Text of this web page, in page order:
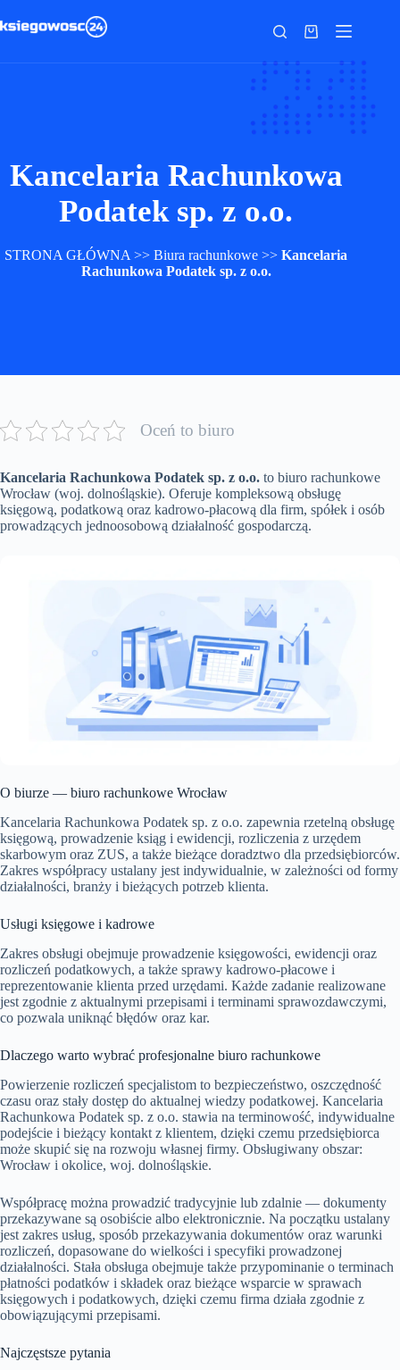
do
Koszyk
Kancelaria Rachunkowa
Podatek sp. z o.o.
STRONA GŁÓWNA >>Biura rachunkowe >>Kancelaria
Rachunkowa Podatek sp. z o.o.
Oceń to biuro
Kancelaria Rachunkowa Podatek sp. z o.o. to biuro rachunkowe
Wrocław (woj. dolnośląskie). Oferuje kompleksową obsługę
księgową, podatkową oraz kadrowo-płacową dla firm, spółek i osób
prowadzących jednoosobową działalność gospodarczą.
O biurze — biuro rachunkowe Wrocław
Kancelaria Rachunkowa Podatek sp. z o.o. zapewnia rzetelną obsługę
księgową, prowadzenie ksiąg i ewidencji, rozliczenia z urzędem
skarbowym oraz ZUS, a także bieżące doradztwo dla przedsiębiorców.
Zakres współpracy ustalany jest indywidualnie, w zależności od formy
działalności, branży i bieżących potrzeb klienta.
Usługi księgowe i kadrowe
Zakres obsługi obejmuje prowadzenie księgowości, ewidencji oraz
rozliczeń podatkowych, a także sprawy kadrowo-płacowe i
reprezentowanie klienta przed urzędami. Każde zadanie realizowane
jest zgodnie z aktualnymi przepisami i terminami sprawozdawczymi,
co pozwala uniknąć błędów oraz kar.
Dlaczego warto wybrać profesjonalne biuro rachunkowe
Powierzenie rozliczeń specjalistom to bezpieczeństwo, oszczędność
czasu oraz stały dostęp do aktualnej wiedzy podatkowej. Kancelaria
Rachunkowa Podatek sp. z o.o. stawia na terminowość, indywidualne
podejście i bieżący kontakt z klientem, dzięki czemu przedsiębiorca
może skupić się na rozwoju własnej firmy. Obsługiwany obszar:
Wrocław i okolice, woj. dolnośląskie.
Współpracę można prowadzić tradycyjnie lub zdalnie — dokumenty
przekazywane są osobiście albo elektronicznie. Na początku ustalany
jest zakres usług, sposób przekazywania dokumentów oraz warunki
rozliczeń, dopasowane do wielkości i specyfiki prowadzonej
działalności. Stała obsługa obejmuje także przypominanie o terminach
płatności podatków i składek oraz bieżące wsparcie w sprawach
księgowych i podatkowych, dzięki czemu firma działa zgodnie z
obowiązującymi przepisami.
Najczęstsze pytania